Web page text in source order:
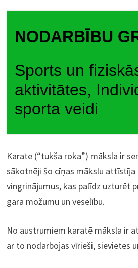
NODARBĪBU
Sports un
aktivitātes,
sporta veidi
Karate (“tukša roka”) māksla ir
sākotnēji šo cīņas mākslu attīstīja
vingrinājumus, kas palīdz uzturēt
gara možumu un veselību.
No austrumiem karatē māksla ir
ar to nodarbojas vīrieši, sievietes